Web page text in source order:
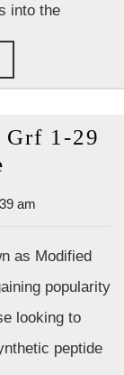
into the
Grf 1-29
Mod
Grf
29
Peptide
Course
am
as Modified
popularity
looking to
peptide